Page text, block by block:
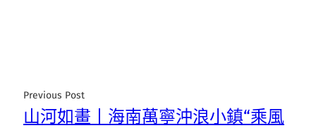
Previous Post
山河如畫丨海南萬寧沖浪小鎮“乘風